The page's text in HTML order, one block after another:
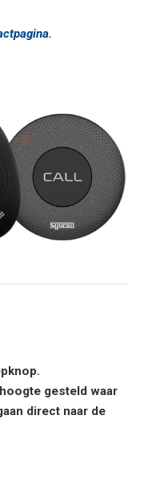
.
gesteld waar
direct naar de